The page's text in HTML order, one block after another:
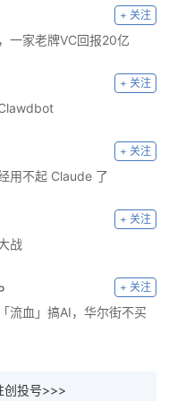
+ 关注
一家老牌VC回报20亿
+ 关注
+ 关注
用不起 Claude 了
+ 关注
战
+ 关注
流血」搞AI，华尔街不买
创投号>>>